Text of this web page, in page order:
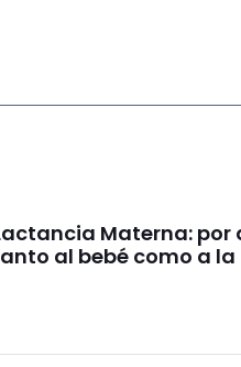
Materna: por
al bebé como a la